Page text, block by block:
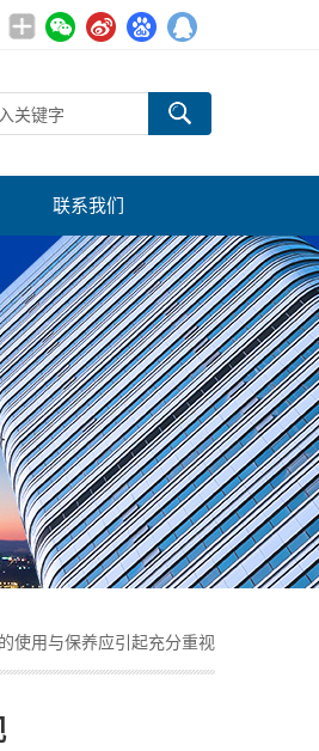
联系我们
使用与保养应引起充分重视